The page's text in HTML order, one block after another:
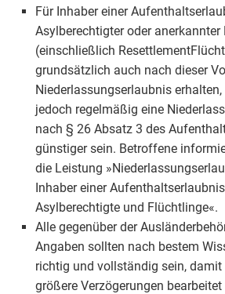
Für Inhaber einer
Asylberechtigter oder anerkannter
(einschließlich
grundsätzlich auch nach dieser
Niederlassungserlaubnis
jedoch regelmäßig eine
nach § 26 Absatz 3 des
günstiger sein. Betroffene
die Leistung
Inhaber einer
Asylberechtigte und Flüchtlinge«.
Alle gegenüber der
Angaben sollten nach bestem
richtig und vollständig sein, damit
größere Verzögerungen